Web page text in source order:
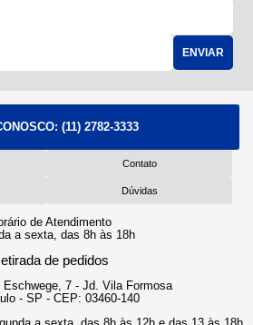
ENVIAR
(11) 2782-3333
Contato
Dúvidas
de Atendimento
a sexta, das 8h às 18h
de pedidos
Eschwege, 7 - Jd. Vila Formosa
- SP - CEP: 03460-140